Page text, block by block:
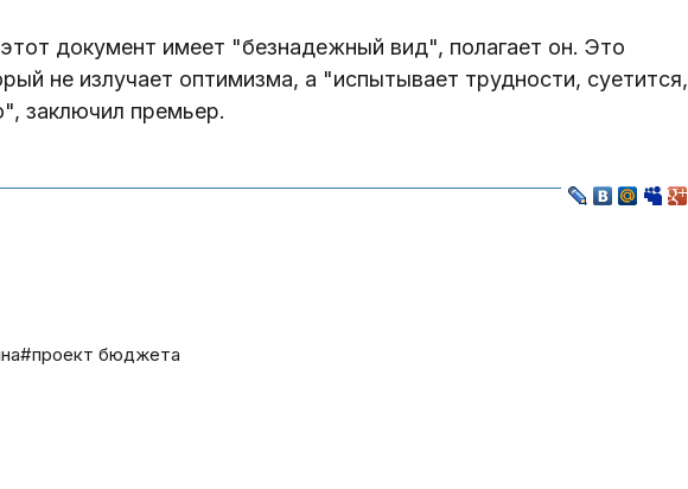
документ имеет "безнадежный вид", полагает он. Это
не излучает оптимизма, а "испытывает трудности, суетится,
заключил премьер.
#проект бюджета